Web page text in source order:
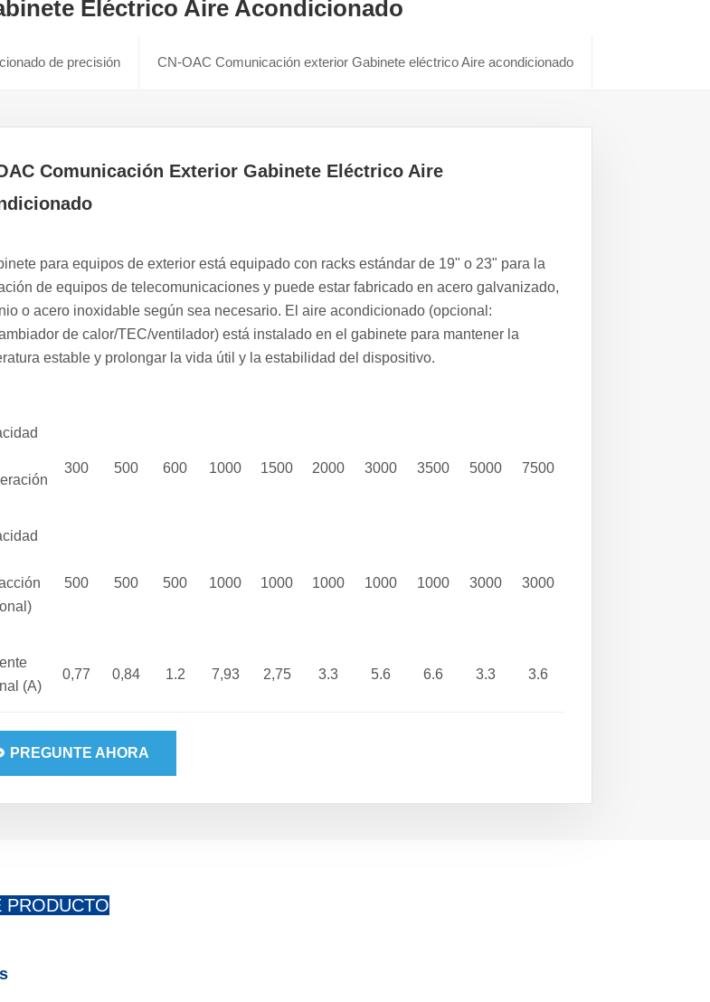
Eléctrico Aire Acondicionado
de precisión CN-OAC Comunicación exterior Gabinete eléctrico Aire acondicionado
Comunicación Exterior Gabinete Eléctrico Aire
para equipos de exterior está equipado con racks estándar de 19" o 23" para la
de equipos de telecomunicaciones y puede estar fabricado en acero galvanizado,
o acero inoxidable según sea necesario. El aire acondicionado (opcional:
de calor/TEC/ventilador) está instalado en el gabinete para mantener la
estable y prolongar la vida útil y la estabilidad del dispositivo.
300 500 600 1000 1500 2000 3000 3500 5000 7500
500 500 500 1000 1000 1000 1000 1000 3000 3000
(A)
0,77 0,84 1.2 7,93 2,75 3.3 5.6 6.6 3.3 3.6
PREGUNTE AHORA
PRODUCTO